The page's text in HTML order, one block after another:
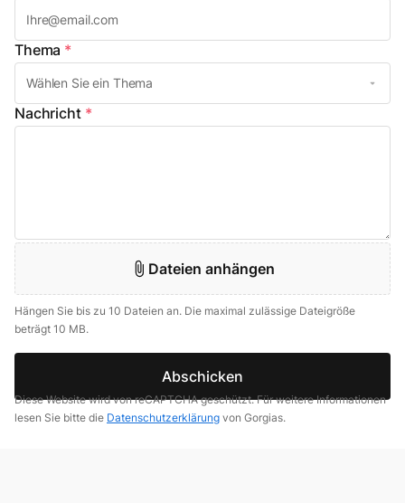
Thema *
Nachricht *
Dateien anhängen
Hängen Sie bis zu 10 Dateien an. Die maximal zulässige Dateigröße
beträgt 10 MB.
Abschicken
Diese Website wird von reCAPTCHA geschützt. Für weitere Informationen
lesen Sie bitte die Datenschutzerklärung von Gorgias.